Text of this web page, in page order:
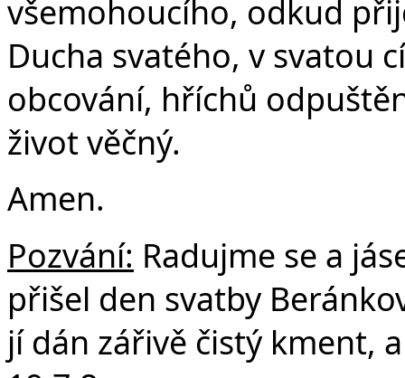
všemohoucího, odkud
Ducha svatého, v svatou
obcování, hříchů
život věčný.
Amen.
Pozvání: Radujme se a
přišel den svatby
jí dán zářivě čistý kment,